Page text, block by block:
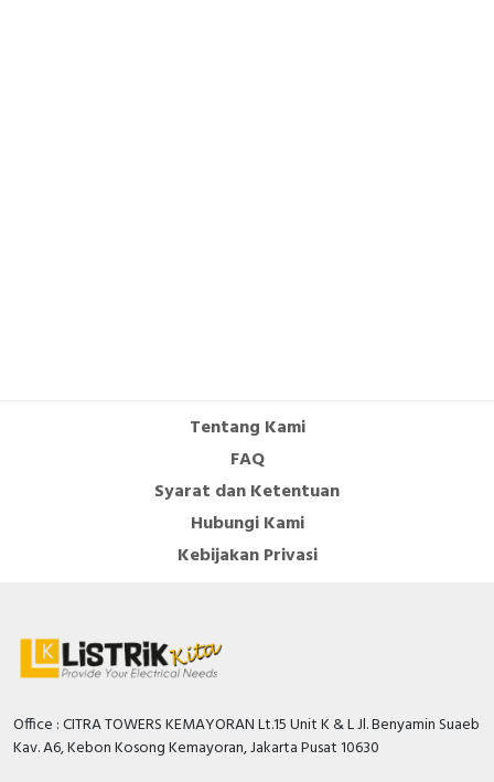
Tentang Kami
FAQ
Syarat dan Ketentuan
Hubungi Kami
Kebijakan Privasi
Office : CITRA TOWERS KEMAYORAN Lt.15 Unit K & L Jl. Benyamin Suaeb
Kav. A6, Kebon Kosong Kemayoran, Jakarta Pusat 10630